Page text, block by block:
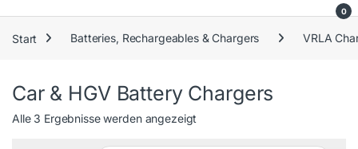
0
Start Batteries, Rechargeables & Chargers VRLA
Car & HGV Battery Chargers
Alle 3 Ergebnisse werden angezeigt